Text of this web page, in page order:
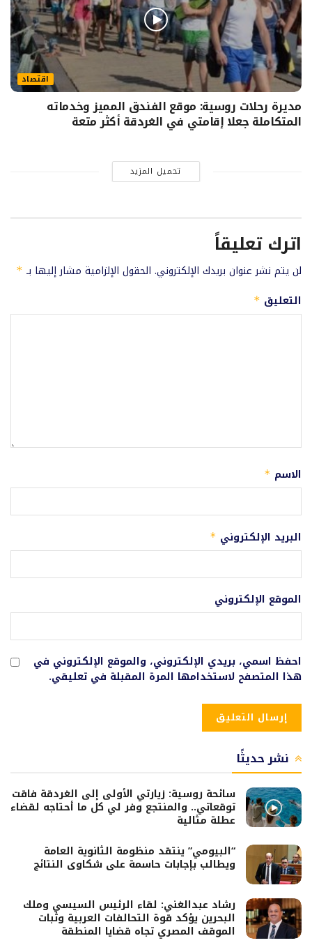
اقتصاد
مديرة رحلات روسية: موقع الفندق المميز وخدماته
المتكاملة جعلا إقامتي في الغردقة أكثر متعة
تحميل المزيد
اترك تعليقاً
لن يتم نشر عنوان بريدك الإلكتروني. الحقول الإلزامية مشار إليها بـ *
التعليق *
الاسم *
البريد الإلكتروني *
الموقع الإلكتروني
احفظ اسمي، بريدي الإلكتروني، والموقع الإلكتروني في
هذا المتصفح لاستخدامها المرة المقبلة في تعليقي.
نشر حديثًا
سائحة روسية: زيارتي الأولى إلى الغردقة فاقت
توقعاتي.. والمنتجع وفر لي كل ما أحتاجه لقضاء
عطلة مثالية
“البيومي” ينتقد منظومة الثانوية العامة
ويطالب بإجابات حاسمة على شكاوى النتائج
رشاد عبدالغني: لقاء الرئيس السيسي وملك
البحرين يؤكد قوة التحالفات العربية وثبات
الموقف المصري تجاه قضايا المنطقة